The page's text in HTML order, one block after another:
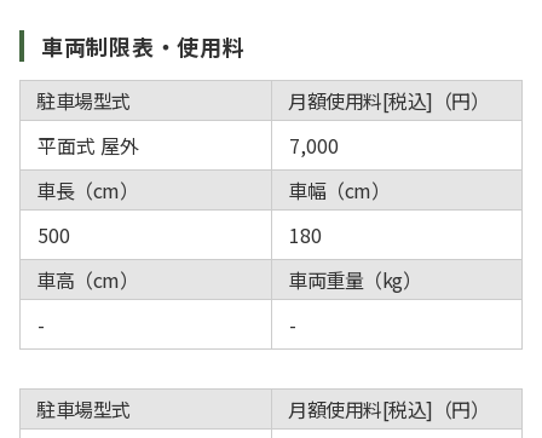
車両制限表・使用料
駐車場型式
月額使用料[税込]（円）
平面式 屋外
7,000
車長（cm）
車幅（cm）
500
180
車高（cm）
車両重量（kg）
-
-
駐車場型式
月額使用料[税込]（円）